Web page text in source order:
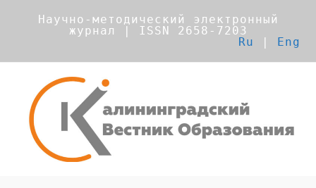
Научно-методический электронный
журнал | ISSN 2658-7203
Ru | Eng